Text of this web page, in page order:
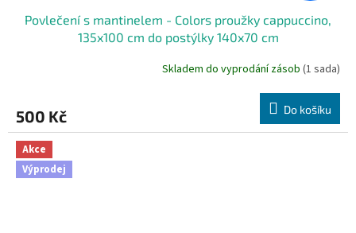
Povlečení s mantinelem - Colors proužky cappuccino,
135x100 cm do postýlky 140x70 cm
Skladem do vyprodání zásob (1 sada)
500 Kč Do košíku
Akce
Výprodej